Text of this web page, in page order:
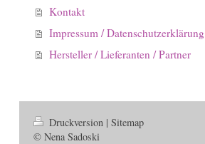
Kontakt
Impressum / Datenschutzerklärung
Hersteller / Lieferanten / Partner
Druckversion | Sitemap
© Nena Sadoski